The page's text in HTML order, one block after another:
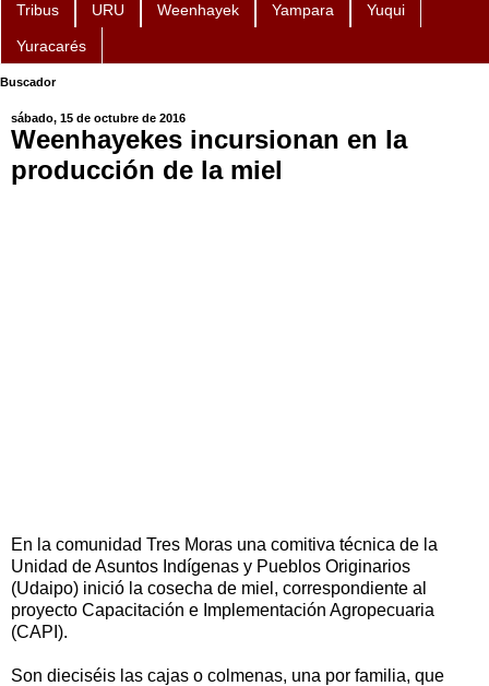
Tribus URU Weenhayek Yampara Yuqui
Yuracarés
Buscador
sábado, 15 de octubre de 2016
Weenhayekes incursionan en la
producción de la miel
En la comunidad Tres Moras una comitiva técnica de la
Unidad de Asuntos Indígenas y Pueblos Originarios
(Udaipo) inició la cosecha de miel, correspondiente al
proyecto Capacitación e Implementación Agropecuaria
(CAPI).
Son dieciséis las cajas o colmenas, una por familia, que